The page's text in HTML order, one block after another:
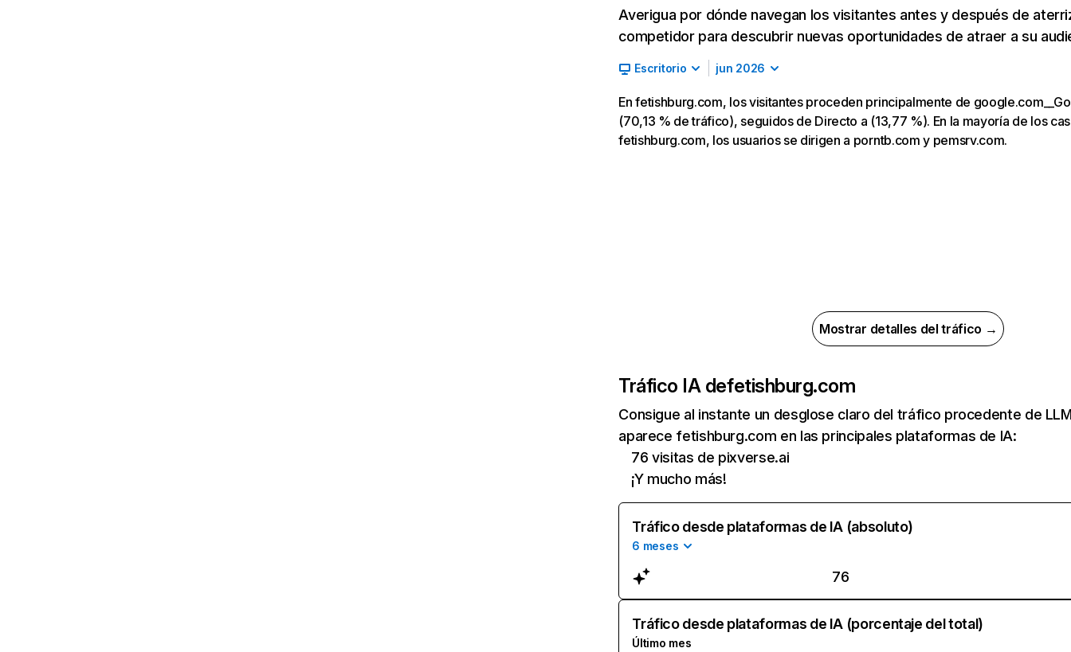
Averigua por dónde navegan los visitantes antes y después de
competidor para descubrir nuevas oportunidades de atraer a su
Escritorio jun 2026
En fetishburg.com, los visitantes proceden principalmente de
(70,13 % de tráfico), seguidos de Directo a (13,77 %). En la mayoría de los
fetishburg.com, los usuarios se dirigen a porntb.com y pemsrv.com.
Mostrar detalles del tráfico →
Tráfico IA defetishburg.com
Consigue al instante un desglose claro del tráfico procedente de
aparece fetishburg.com en las principales plataformas de IA:
76 visitas de pixverse.ai
¡Y mucho más!
Tráfico desde plataformas de IA (absoluto)
6 meses
76
Tráfico desde plataformas de IA (porcentaje del total)
Último mes